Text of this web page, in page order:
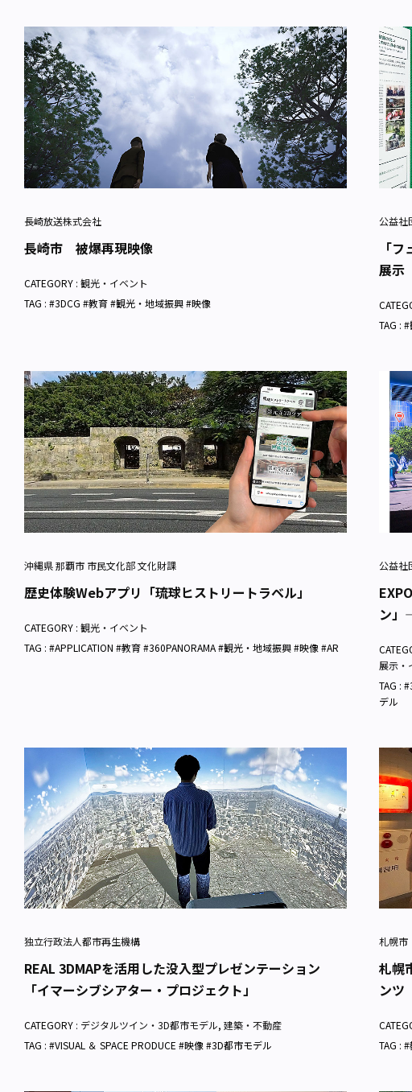
長崎放送株式会社
長崎市 被爆再現映像
CATEGORY : 観光・イベント
TAG : #3DCG #教育 #観光・地域振興 #映像
公益社
「
展示
TAG :
沖縄県 那覇市 市民文化部 文化財課
歴史体験Webアプリ「琉球ヒストリートラベル」
CATEGORY : 観光・イベント
TAG : #APPLICATION #教育 #360PANORAMA #観光・地域振興 #映像 #AR
公益社
ン」
展示・
TAG :
デル
独立行政法人都市再生機構
REAL 3DMAPを活用した没入型プレゼンテーション
「イマーシブシアター・プロジェクト」
CATEGORY : デジタルツイン・3D都市モデル, 建築・不動産
TAG : #VISUAL ＆ SPACE PRODUCE #映像 #3D都市モデル
札幌市
札幌
ンツ
TAG :